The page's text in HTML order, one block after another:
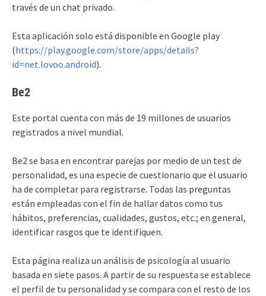
través de un chat privado.
Esta aplicación solo está disponible en Google play
(https://play.google.com/store/apps/details?
id=net.lovoo.android).
Be2
Este portal cuenta con más de 19 millones de usuarios
registrados a nivel mundial.
Be2 se basa en encontrar parejas por medio de un test de
personalidad, es una especie de cuestionario que el usuario
ha de completar para registrarse. Todas las preguntas
están empleadas con el fin de hallar datos como tus
hábitos, preferencias, cualidades, gustos, etc.; en general,
identificar rasgos que te identifiquen.
Esta página realiza un análisis de psicología al usuario
basada en siete pasos. A partir de su respuesta se establece
el perfil de tu personalidad y se compara con el resto de los